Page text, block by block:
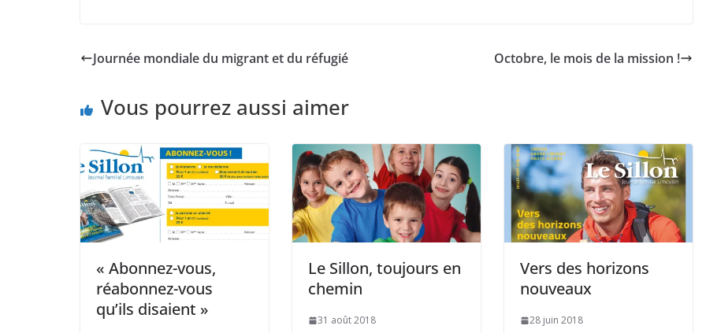
Journée mondiale du migrant et du réfugié Octobre, le mois de la mission !
Vous pourrez aussi aimer
« Abonnez-vous,
réabonnez-vous
qu’ils disaient »
Le Sillon, toujours en
chemin
31 août 2018
Vers des horizons
nouveaux
28 juin 2018